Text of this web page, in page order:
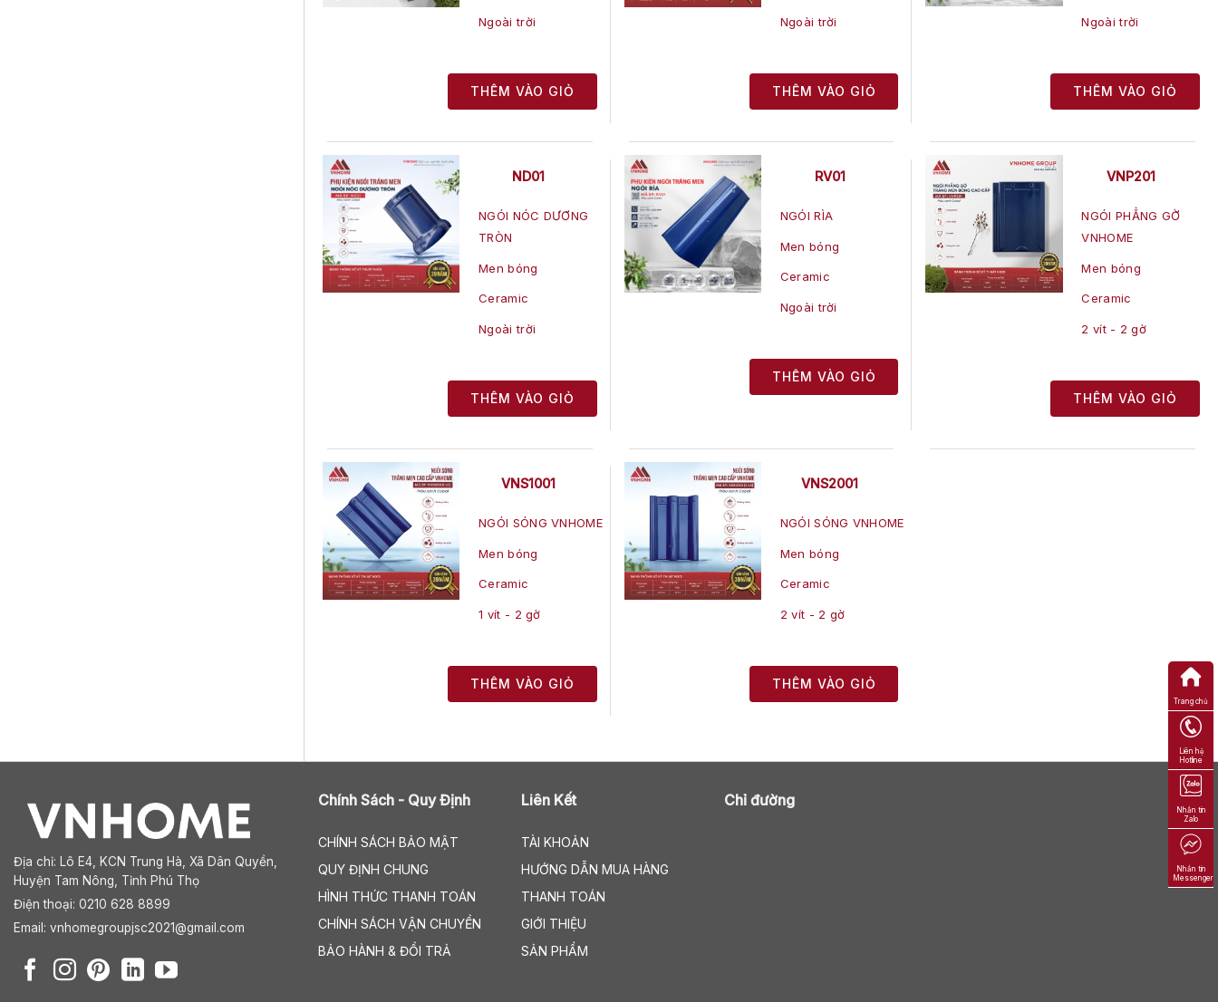
Ngoài trời
THÊM VÀO GIỎ
Ngoài trời
THÊM VÀO GIỎ
Ngoài trời
THÊM VÀO GIỎ
ND01
NGÓI NÓC DƯƠNG
TRÒN
Men bóng
Ceramic
Ngoài trời
THÊM VÀO GIỎ
RV01
NGÓI RÌA
Men bóng
Ceramic
Ngoài trời
THÊM VÀO GIỎ
VNP201
NGÓI PHẲNG GỜ
VNHOME
Men bóng
Ceramic
2 vít - 2 gờ
THÊM VÀO GIỎ
VNS1001
NGÓI SÓNG VNHOME
Men bóng
Ceramic
1 vít - 2 gờ
THÊM VÀO GIỎ
VNS2001
NGÓI SÓNG VNHOME
Men bóng
Ceramic
2 vít - 2 gờ
THÊM VÀO GIỎ
Địa chỉ: Lô E4, KCN Trung Hà, Xã Dân Quyền,
Huyện Tam Nông, Tỉnh Phú Thọ
Điện thoại: 0210 628 8899
Email: vnhomegroupjsc2021@gmail.com
Chính Sách - Quy Định
CHÍNH SÁCH BẢO MẬT
QUY ĐỊNH CHUNG
HÌNH THỨC THANH TOÁN
CHÍNH SÁCH VẬN CHUYỂN
BẢO HÀNH & ĐỔI TRẢ
Liên Kết
TÀI KHOẢN
HƯỚNG DẪN MUA HÀNG
THANH TOÁN
GIỚI THIỆU
SẢN PHẨM
Chỉ đường
Trang chủ
Liên hệ
Hotline
Nhắn tin
Zalo
Nhắn tin
Messenger